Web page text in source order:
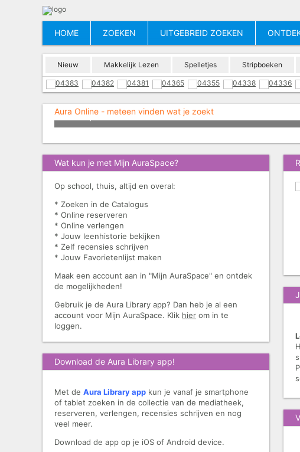
HOME ZOEKEN UITGEBREID ZOEKEN
Nieuw Makkelijk Lezen Spelletjes Stripboeken
Aura Online - meteen vinden wat je zoekt
Meer leesplezier met Aura Online
Wat kun je met Mijn AuraSpace?
Op school, thuis, altijd en overal:
* Zoeken in de Catalogus
* Online reserveren
* Online verlengen
* Jouw leenhistorie bekijken
* Zelf recensies schrijven
* Jouw Favorietenlijst maken
Maak een account aan in "Mijn AuraSpace" en ontdek
de mogelijkheden!
Gebruik je de Aura Library app? Dan heb je al een
account voor Mijn AuraSpace. Klik hier om in te
loggen.
Download de Aura Library app!
Met de Aura Library app kun je vanaf je smartphone
of tablet zoeken in de collectie van de mediatheek,
reserveren, verlengen, recensies schrijven en nog
veel meer.
Download de app op je iOS of Android device.